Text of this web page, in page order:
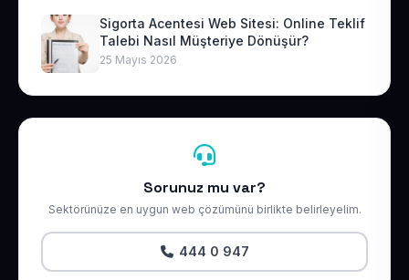
Sigorta Acentesi Web Sitesi: Online Teklif
Talebi Nasıl Müşteriye Dönüşür?
25 Mayıs 2026
Sorunuz mu var?
Sektörünüze en uygun web çözümünü birlikte belirleyelim.
444 0 947